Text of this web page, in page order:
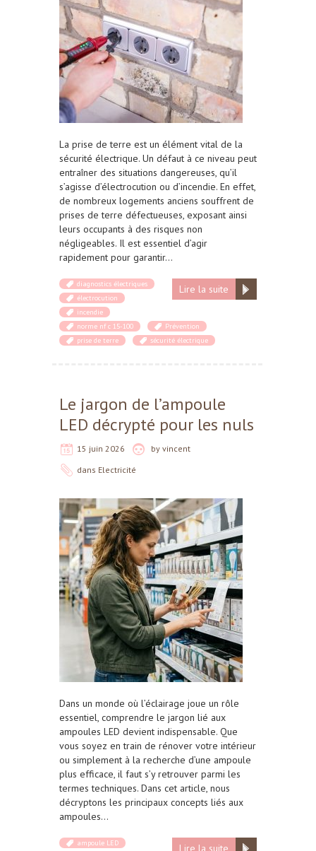
La prise de terre est un élément vital de la
sécurité électrique. Un défaut à ce niveau peut
entraîner des situations dangereuses, qu’il
s’agisse d’électrocution ou d’incendie. En effet,
de nombreux logements anciens souffrent de
prises de terre défectueuses, exposant ainsi
leurs occupants à des risques non
négligeables. Il est essentiel d’agir
rapidement pour garantir…
Lire la suite
diagnostics électriques
électrocution
incendie
norme nf c 15-100
Prévention
prise de terre
sécurité électrique
Le jargon de l’ampoule
LED décrypté pour les nuls
15 juin 2026 by vincent
dans Electricité
Dans un monde où l’éclairage joue un rôle
essentiel, comprendre le jargon lié aux
ampoules LED devient indispensable. Que
vous soyez en train de rénover votre intérieur
ou simplement à la recherche d’une ampoule
plus efficace, il faut s’y retrouver parmi les
termes techniques. Dans cet article, nous
décryptons les principaux concepts liés aux
ampoules…
Lire la suite
ampoule LED